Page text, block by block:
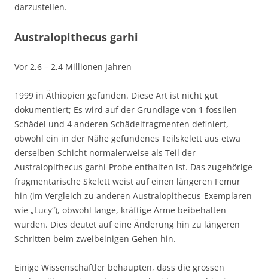
darzustellen.
Australopithecus garhi
Vor 2,6 – 2,4 Millionen Jahren
1999 in Äthiopien gefunden. Diese Art ist nicht gut
dokumentiert; Es wird auf der Grundlage von 1 fossilen
Schädel und 4 anderen Schädelfragmenten definiert,
obwohl ein in der Nähe gefundenes Teilskelett aus etwa
derselben Schicht normalerweise als Teil der
Australopithecus garhi-Probe enthalten ist. Das zugehörige
fragmentarische Skelett weist auf einen längeren Femur
hin (im Vergleich zu anderen Australopithecus-Exemplaren
wie „Lucy“), obwohl lange, kräftige Arme beibehalten
wurden. Dies deutet auf eine Änderung hin zu längeren
Schritten beim zweibeinigen Gehen hin.
Einige Wissenschaftler behaupten, dass die grossen